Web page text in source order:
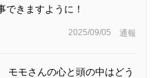
できますように！
2025/09/05 通報
モさんの心と頭の中はどう